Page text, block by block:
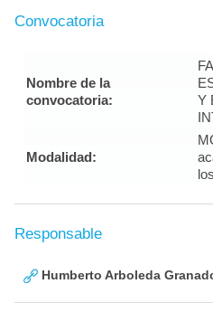
Convocatoria
Nombre de la
convocatoria:
Y
Modalidad:
Responsable
Humberto Arboleda